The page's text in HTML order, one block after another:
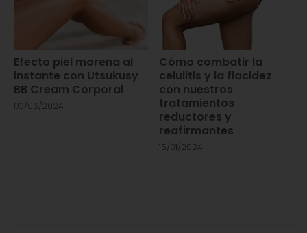
Efecto piel morena al
instante con Utsukusy
BB Cream Corporal
03/06/2024
Cómo combatir la
celulitis y la flacidez
con nuestros
tratamientos
reductores y
reafirmantes
15/01/2024